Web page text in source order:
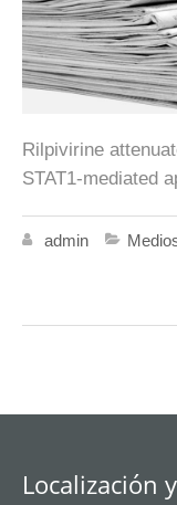
Rilpivirine
STAT1-mediated
admin
Localización